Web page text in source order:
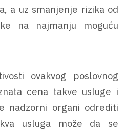
a uz smanjenje rizika od
na najmanju moguću
ovakvog poslovnog
cena takve usluge i
nadzorni organi odrediti
usluga može da se